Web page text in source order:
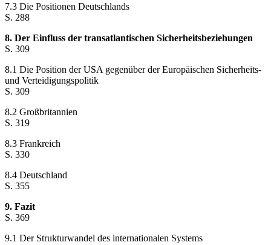
7.3 Die Positionen Deutschlands
S. 288
8. Der Einfluss der transatlantischen Sicherheitsbeziehungen
S. 309
8.1 Die Position der USA gegenüber der Europäischen Sicherheits-
und Verteidigungspolitik
S. 309
8.2 Großbritannien
S. 319
8.3 Frankreich
S. 330
8.4 Deutschland
S. 355
9. Fazit
S. 369
9.1 Der Strukturwandel des internationalen Systems